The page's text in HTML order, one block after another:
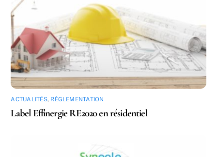
ACTUALITÉS, RÈGLEMENTATION
Label Effinergie RE2020 en résidentiel